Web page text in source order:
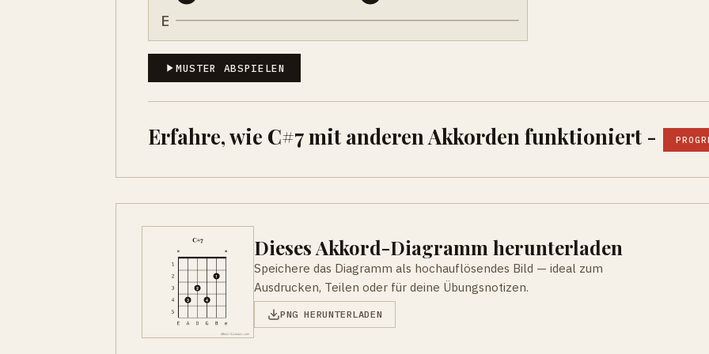
E
MUSTER ABSPIELEN
Erfahre, wie C#7 mit anderen Akkorden funktioniert -
Dieses Akkord-Diagramm herunterladen
Speichere das Diagramm als hochauflösendes Bild — ideal zum
Ausdrucken, Teilen oder für deine Übungsnotizen.
PNG HERUNTERLADEN